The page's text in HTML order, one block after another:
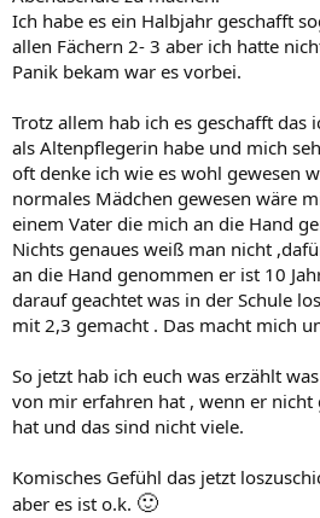
Ich habe es ein Halbjahr geschafft
allen Fächern 2- 3 aber ich hatte
Panik bekam war es vorbei.
Trotz allem hab ich es geschafft das
als Altenpflegerin habe und mich
oft denke ich wie es wohl gewesen
normales Mädchen gewesen wäre
einem Vater die mich an die Hand
Nichts genaues weiß man nicht
an die Hand genommen er ist 10
darauf geachtet was in der Schule
mit 2,3 gemacht . Das macht mich
So jetzt hab ich euch was erzählt
von mir erfahren hat , wenn er nicht
hat und das sind nicht viele.
Komisches Gefühl das jetzt
aber es ist o.k. 🙂